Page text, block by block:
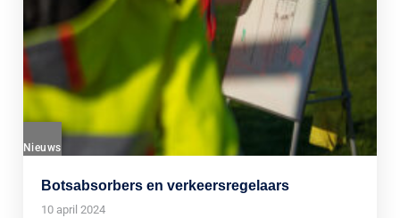
Nieuws
Botsabsorbers en verkeersregelaars
10 april 2024